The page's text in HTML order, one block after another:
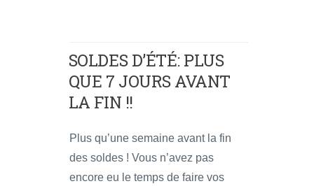
SOLDES D’ÉTÉ: PLUS
QUE 7 JOURS AVANT
LA FIN !!
Plus qu’une semaine avant la fin
des soldes ! Vous n’avez pas
encore eu le temps de faire vos